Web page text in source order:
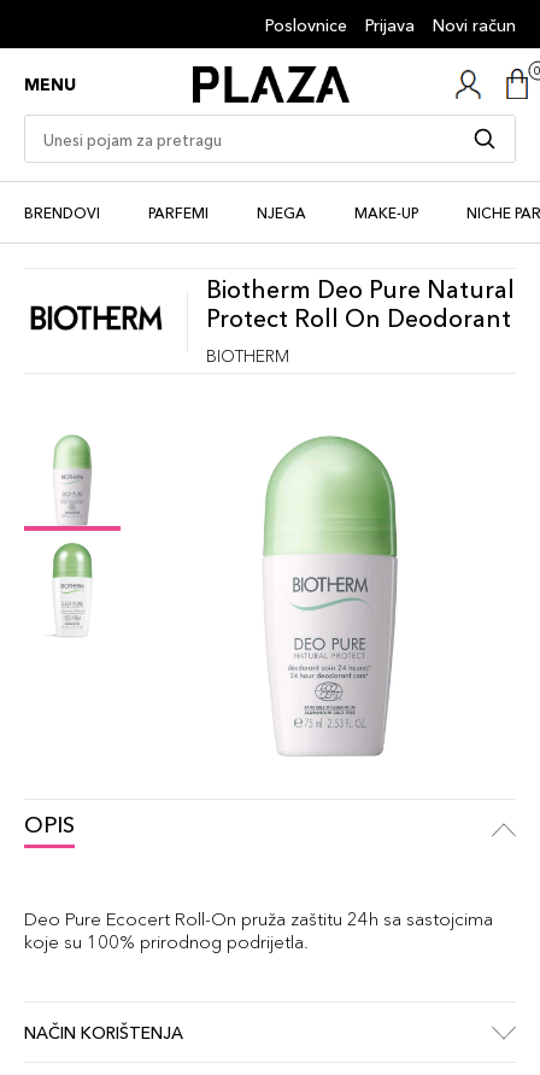
Poslovnice Prijava Novi račun
MENU
BRENDOVI PARFEMI NJEGA MAKE-UP NICHE
Biotherm Deo Pure Natural
Protect Roll On Deodorant
BIOTHERM
OPIS
Deo Pure Ecocert Roll-On pruža zaštitu 24h sa sastojcima
koje su 100% prirodnog podrijetla.
NAČIN KORIŠTENJA